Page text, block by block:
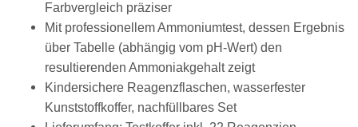
Farbvergleich präziser
Mit professionellem Ammoniumtest, dessen Ergebnis
über Tabelle (abhängig vom pH-Wert) den
resultierenden Ammoniakgehalt zeigt
Kindersichere Reagenzflaschen, wasserfester
Kunststoffkoffer, nachfüllbares Set